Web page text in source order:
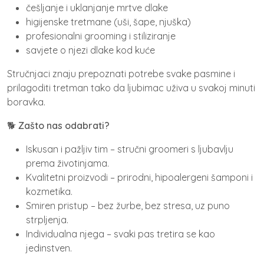
češljanje i uklanjanje mrtve dlake
higijenske tretmane (uši, šape, njuška)
profesionalni grooming i stiliziranje
savjete o njezi dlake kod kuće
Stručnjaci znaju prepoznati potrebe svake pasmine i
prilagoditi tretman tako da ljubimac uživa u svakoj minuti
boravka.
🐕 Zašto nas odabrati?
Iskusan i pažljiv tim – stručni groomeri s ljubavlju
prema životinjama.
Kvalitetni proizvodi – prirodni, hipoalergeni šamponi i
kozmetika.
Smiren pristup – bez žurbe, bez stresa, uz puno
strpljenja.
Individualna njega – svaki pas tretira se kao
jedinstven.